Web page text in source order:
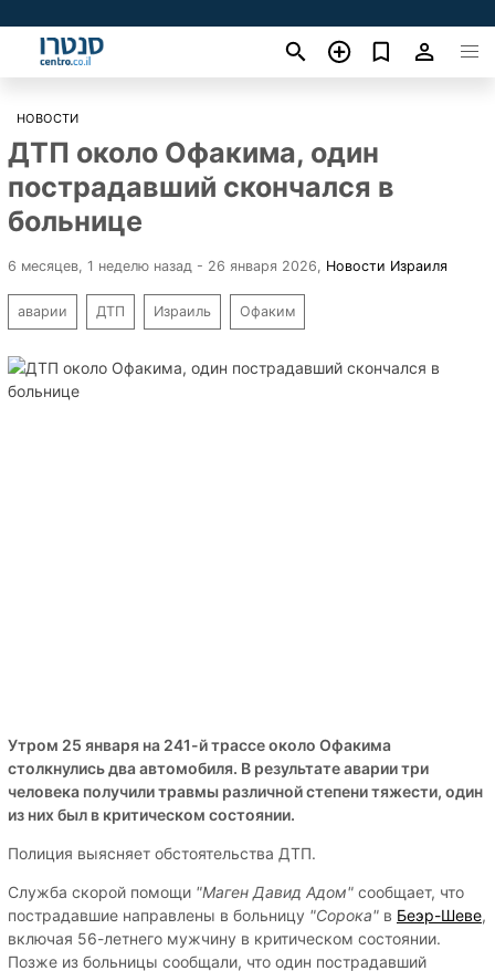
НОВОСТИ
ДТП около Офакима, один
пострадавший скончался в
больнице
6 месяцев, 1 неделю назад - 26 января 2026 Новости Израиля
аварии ДТП Израиль Офаким
Утром 25 января на 241-й трассе около Офакима
столкнулись два автомобиля. В результате аварии три
человека получили травмы различной степени тяжести, один
из них был в критическом состоянии.
Полиция выясняет обстоятельства ДТП.
Служба скорой помощи "Маген Давид Адом" сообщает, что
пострадавшие направлены в больницу "Сорока" в Беэр-Шеве,
включая 56-летнего мужчину в критическом состоянии.
Позже из больницы сообщали, что один пострадавший